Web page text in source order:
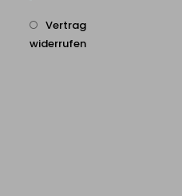
Vertrag
widerrufen